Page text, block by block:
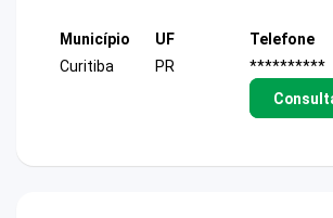
Município
Curitiba
UF
PR
Telefone
**********